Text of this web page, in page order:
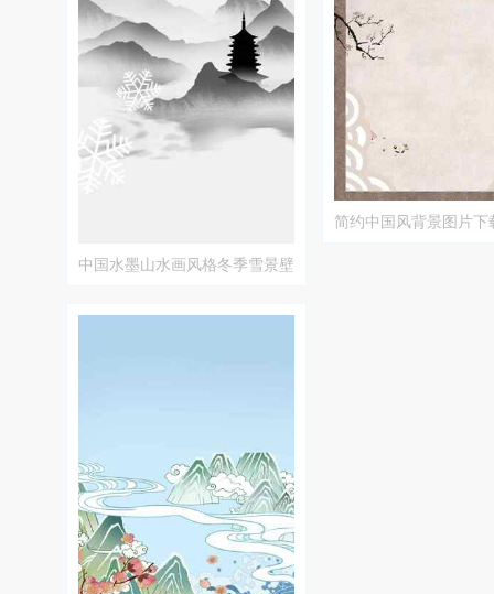
中国水墨山水画风格冬季雪景壁
简约中国风背景图片下